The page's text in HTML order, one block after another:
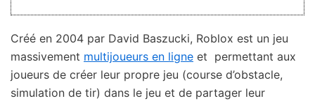
Créé en 2004 par David Baszucki, Roblox est un jeu
massivement multijoueurs en ligne et permettant aux
joueurs de créer leur propre jeu (course d’obstacle,
simulation de tir) dans le jeu et de partager leur